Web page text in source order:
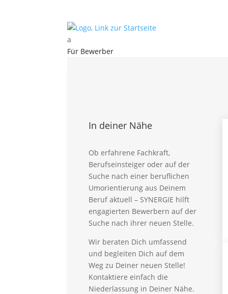
a
Für Bewerber
In deiner Nähe
Ob erfahrene Fachkraft,
Berufseinsteiger oder auf der
Suche nach einer beruflichen
Umorientierung aus Deinem
Beruf aktuell – SYNERGIE hilft
engagierten Bewerbern auf der
Suche nach ihrer neuen Stelle.
Wir beraten Dich umfassend
und begleiten Dich auf dem
Weg zu Deiner neuen Stelle!
Kontaktiere einfach die
Niederlassung in Deiner Nähe.
Ausbildung Intern
Global Talent
Für Professionals
FAQ – Für Bewerber
Für Kunden
Für Kunden – Vorteile
Personalberatung
synergieProxi OnSite
synergieProxi Master
Global Talent Recruitung